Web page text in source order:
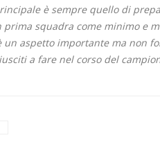
è sempre quello di
squadra come minimo e
aspetto importante ma non
a fare nel corso del